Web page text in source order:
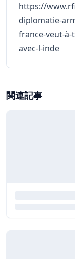
https://
diplomatie-
france-veut-
avec-l-inde
関連記事